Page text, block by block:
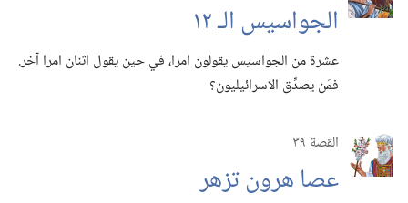
الجواسيس الـ‍ ١٢
عشرة من الجواسيس يقولون امرا،‏ في حين يقول اثنان امرا آخر.‏
فمَن يصدِّق الاسرائيليون؟‏
القصة ٣٩
عصا هرون تزهر